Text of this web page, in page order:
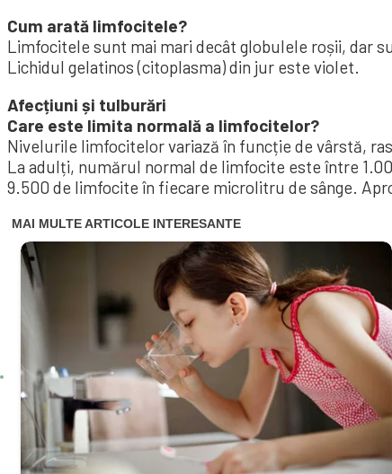
Cum arată limfocitele?
Limfocitele sunt mai mari decât globulele roșii, dar
Lichidul gelatinos (citoplasma) din jur este violet.
Afecțiuni și tulburări
Care este limita normală a limfocitelor?
Nivelurile limfocitelor variază în funcție de vârstă,
La adulți, numărul normal de limfocite este între
9.500 de limfocite în fiecare microlitru de sânge.